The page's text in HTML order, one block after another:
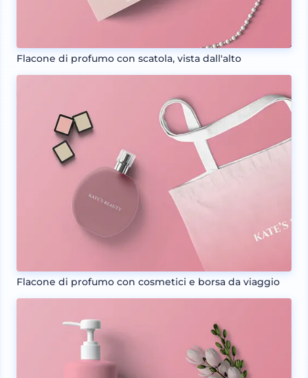
Flacone di profumo con scatola, vista dall'alto
Flacone di profumo con cosmetici e borsa da viaggio